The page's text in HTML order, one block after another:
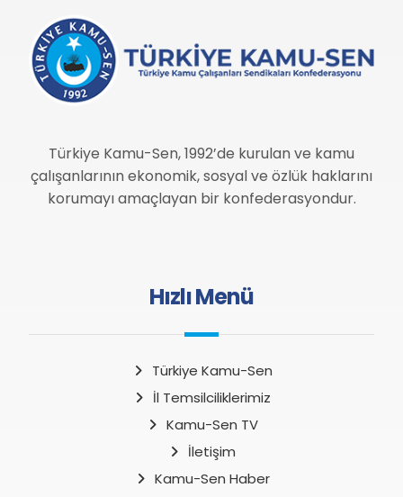
Türkiye Kamu-Sen, 1992’de kurulan ve kamu
çalışanlarının ekonomik, sosyal ve özlük haklarını
korumayı amaçlayan bir konfederasyondur.
Hızlı Menü
Türkiye Kamu-Sen
İl Temsilciliklerimiz
Kamu-Sen TV
İletişim
Kamu-Sen Haber